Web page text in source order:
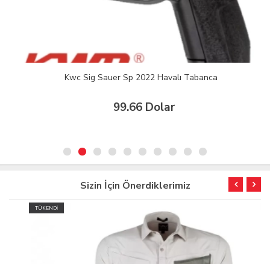
Kwc Sig Sauer Sp 2022 Havalı Tabanca
99.66 Dolar
Sizin İçin Önerdiklerimiz
TÜKENDİ